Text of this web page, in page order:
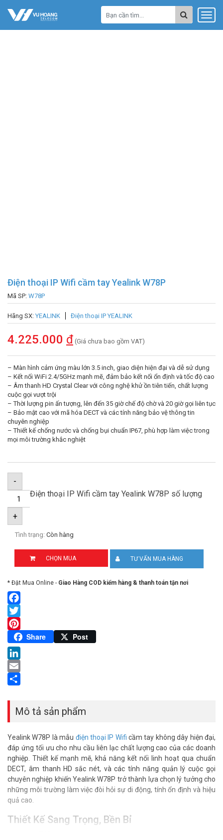
Điện thoại IP Wifi cầm tay Yealink W78P
Mã SP: W78P
Hãng SX: YEALINK Điện thoại IP YEALINK
4.225.000 đ (Giá chưa bao gồm VAT)
– Màn hình cảm ứng màu lớn 3.5 inch, giao diện hiện đại và dễ sử dụng
– Kết nối WiFi 2.4/5GHz mạnh mẽ, đảm bảo kết nối ổn định và tốc độ cao
– Âm thanh HD Crystal Clear với công nghệ khử ồn tiên tiến, chất lượng
cuộc gọi vượt trội
– Thời lượng pin ấn tượng, lên đến 35 giờ chế độ chờ và 20 giờ gọi liên tục
– Bảo mật cao với mã hóa DECT và các tính năng bảo vệ thông tin
chuyên nghiệp
– Thiết kế chống nước và chống bụi chuẩn IP67, phù hợp làm việc trong
mọi môi trường khắc nghiệt
-
Điện thoại IP Wifi cầm tay Yealink W78P số lượng
+
Tình trạng: Còn hàng
CHỌN MUA TƯ VẤN MUA HÀNG
* Đặt Mua Online - Giao Hàng COD kiểm hàng & thanh toán tận nơi
Facebook
Twitter
Pinterest
Share Post
LinkedIn
Email
Mô tả sản phẩm
Yealink W78P là mẫu điện thoại IP Wifi cầm tay không dây hiện đại,
đáp ứng tối ưu cho nhu cầu liên lạc chất lượng cao của các doanh
nghiệp. Thiết kế mạnh mẽ, khả năng kết nối linh hoạt qua chuẩn
DECT, âm thanh HD sắc nét, và các tính năng quản lý cuộc gọi
chuyên nghiệp khiến Yealink W78P trở thành lựa chọn lý tưởng cho
những môi trường làm việc đòi hỏi sự di động, tính ổn định và hiệu
quả cao.
Thiết Kế Sang Trọng, Bền Bỉ